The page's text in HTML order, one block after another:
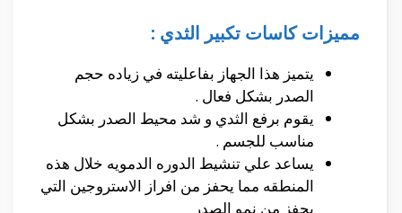
مميزات كاسات تكبير الثدي :
يتميز هذا الجهاز بفاعليته في زياده حجم
الصدر بشكل فعال .
يقوم برفع الثدي و شد محيط الصدر بشكل
مناسب للجسم .
يساعد علي تنشيط الدوره الدمويه خلال هذه
المنطقه مما يحفز من افراز الاستروجين التي
يحفز من نمو الصدر